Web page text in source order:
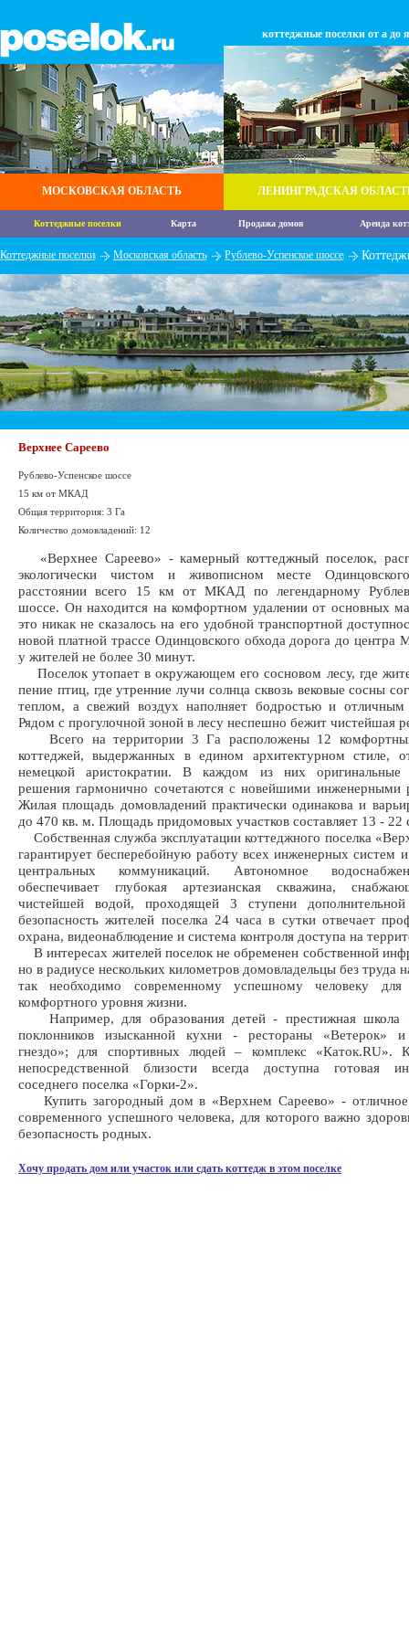
МОСКОВСКАЯ ОБЛАСТЬ
коттеджные поселки от а до я
ЛЕНИНГРАДСКАЯ
Коттеджные поселки Карта Продажа домов Аренда
Коттеджные поселки Московская область Рублево-Успенское шоссе
Верхнее Сареево
Рублево-Успенское шоссе
15 км от МКАД
Общая территория: 3 Га
Количество домовладений: 12
«Верхнее Сареево» - камерный коттеджный поселок,
экологически чистом и живописном месте
расстоянии всего 15 км от МКАД по легендарному
шоссе. Он находится на комфортном удалении от основных
это никак не сказалось на его удобной транспортной
новой платной трассе Одинцовского обхода дорога до центра
у жителей не более 30 минут.
Поселок утопает в окружающем его сосновом лесу, где
пение птиц, где утренние лучи солнца сквозь вековые сосны
теплом, а свежий воздух наполняет бодростью и отличным
Рядом с прогулочной зоной в лесу неспешно бежит чистейшая
Всего на территории 3 Га расположены 12
коттеджей, выдержанных в едином архитектурном стиле,
немецкой аристократии. В каждом из них оригинальные
решения гармонично сочетаются с новейшими инженерными
Жилая площадь домовладений практически одинакова и
до 470 кв. м. Площадь придомовых участков составляет 13 - 22
Собственная служба эксплуатации коттеджного поселка
гарантирует бесперебойную работу всех инженерных систем
центральных коммуникаций. Автономное
обеспечивает глубокая артезианская скважина,
чистейшей водой, проходящей 3 ступени
безопасность жителей поселка 24 часа в сутки отвечает
охрана, видеонаблюдение и система контроля доступа на
В интересах жителей поселок не обременен собственной
но в радиусе нескольких километров домовладельцы без труда
так необходимо современному успешному человеку для
комфортного уровня жизни.
Например, для образования детей - престижная школа
поклонников изысканной кухни - рестораны «Ветерок» и
гнездо»; для спортивных людей – комплекс «Каток.RU».
непосредственной близости всегда доступна готовая
соседнего поселка «Горки-2».
Купить загородный дом в «Верхнем Сареево» -
современного успешного человека, для которого важно
безопасность родных.
Хочу продать дом или участок или сдать коттедж в этом поселке